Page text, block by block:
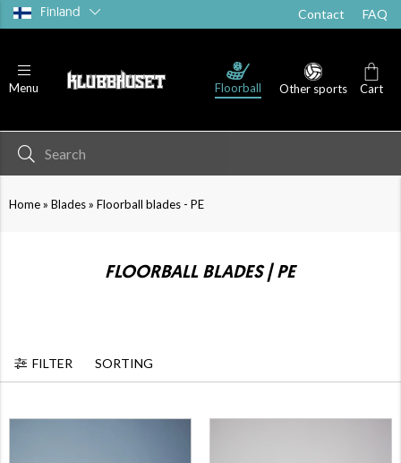
Finland Contact FAQ
Menu Floorball Other sports Cart
Home» Blades» Floorball blades - PE
FLOORBALL BLADES | PE
FILTER SORTING